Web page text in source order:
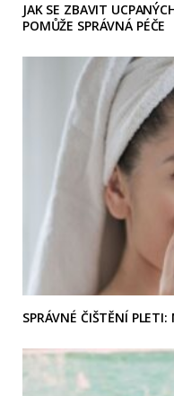
JAK SE ZBAVIT
POMŮŽE SPRÁVNÁ PÉČE
SPRÁVNÉ ČIŠTĚNÍ